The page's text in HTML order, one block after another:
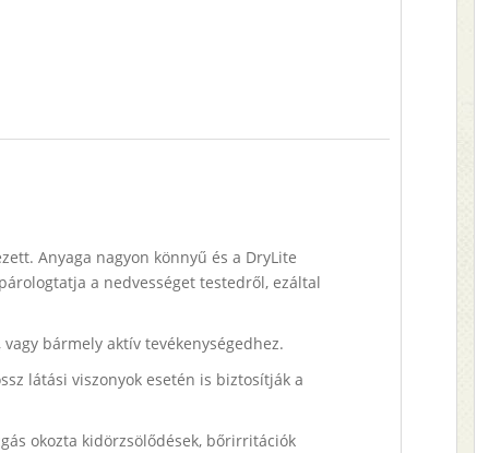
Anyaga nagyon könnyű és a DryLite
a nedvességet testedről, ezáltal
bármely aktív tevékenységedhez.
látási viszonyok esetén is biztosítják a
okozta kidörzsölődések, bőrirritációk